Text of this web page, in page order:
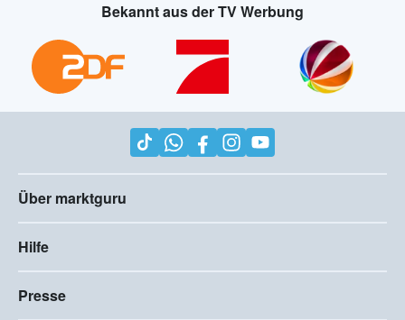
Bekannt aus der TV Werbung
Über marktguru
Hilfe
Presse